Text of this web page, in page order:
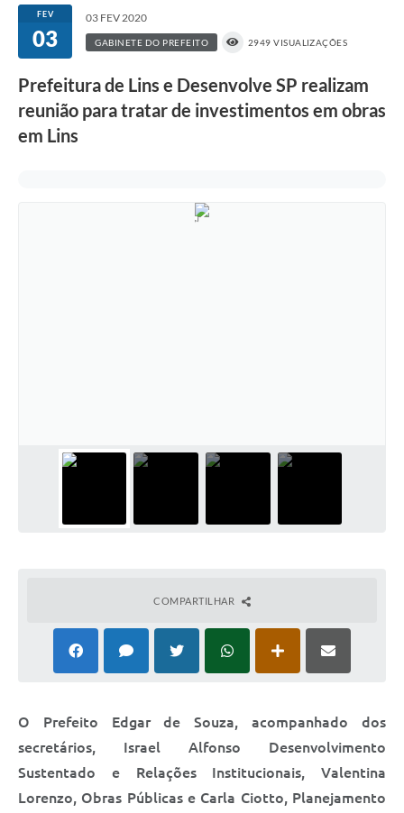
Publicações Oficias
Departamentos
Utilidade Pública
Informações
Infraestrutura
Saúde
FEV
03
03 FEV 2020
GABINETE DO PREFEITO 2949 VISUALIZAÇÕES
Prefeitura de Lins e Desenvolve SP realizam
reunião para tratar de investimentos em obras
em Lins
COMPARTILHAR
O Prefeito Edgar de Souza, acompanhado dos
secretários, Israel Alfonso Desenvolvimento
Sustentado e Relações Institucionais, Valentina
Lorenzo, Obras Públicas e Carla Ciotto, Planejamento